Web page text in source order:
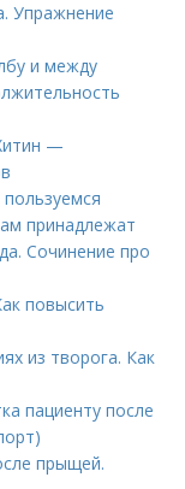
Упражнение
и между
—
принадлежат
Сочинение про
повысить
из творога. Как
пациенту после
прыщей.